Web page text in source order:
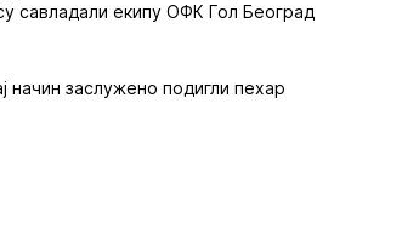
савладали екипу ОФК Гол Београд
заслужено подигли пехар